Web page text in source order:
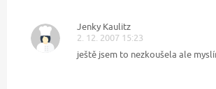
Jenky Kaulitz
2. 12. 2007 15:23
ještě jsem to nezkoušela ale